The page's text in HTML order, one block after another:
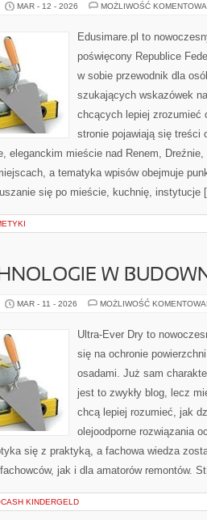
MAR - 12 - 2026 MOŻLIWOŚĆ
Edusimare.pl to
poświęcony Republice
w sobie przewodnik dla
szukających wskazówek
chcących lepiej zrozumieć
stronie pojawiają się treści
eleganckim mieście nad Renem,
a tematyka wpisów obejmuje
się po mieście, kuchnię,
W
MAR - 11 - 2026 MOŻLIWOŚĆ
Ultra-Ever Dry to
się na ochronie
osadami. Już sam
jest to zwykły blog, lecz
chcą lepiej rozumieć, jak
olejoodporne rozwiązania
się z praktyką, a fachowa wiedza
jak i dla amatorów remontów.
KINDERGELD